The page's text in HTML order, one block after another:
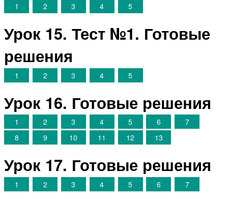
1 2 3 4 5
Урок 15. Тест №1. Готовые
решения
1 2 3 4 5
Урок 16. Готовые решения
1 2 3 4 5 6
7
8
9 10 11 12 13
Урок 17. Готовые решения
1 2 3 4 5 6 7